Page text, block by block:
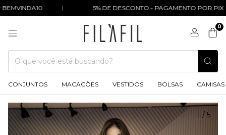
5% DE DESCONTO - PAGAMENTO POR PIX
0
CONJUNTOS MACACÕES VESTIDOS BOLSAS CAMISAS
1 / 5